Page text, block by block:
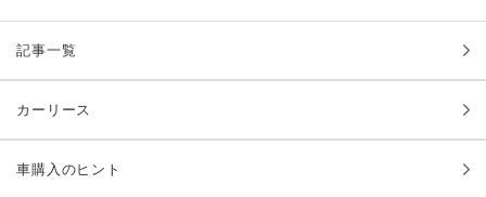
記事一覧
カーリース
車購入のヒント